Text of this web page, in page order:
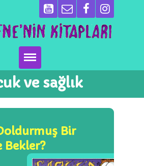
ve sağlık
Bir
Bekler?